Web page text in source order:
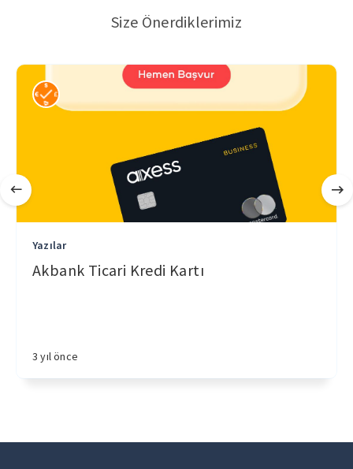
Size Önerdiklerimiz
Yazılar
Akbank Ticari Kredi Kartı
3 yıl önce